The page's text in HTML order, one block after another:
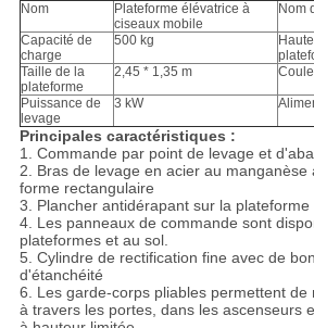
Nom
Plateforme élévatrice à
ciseaux mobile
Nom
Capacité de
charge
500 kg
Taille de la
plateforme
2,45 * 1,35 m
Puissance de
levage
3 kW
Principales caractéristiques :
1. Commande par point de levage et
2. Bras de levage en acier au manganèse
forme rectangulaire
3. Plancher antidérapant sur la plateforme
4. Les panneaux de commande sont
plateformes et au sol.
5. Cylindre de rectification fine avec de
d'étanchéité
6. Les garde-corps pliables permettent
à travers les portes, dans les ascenseurs